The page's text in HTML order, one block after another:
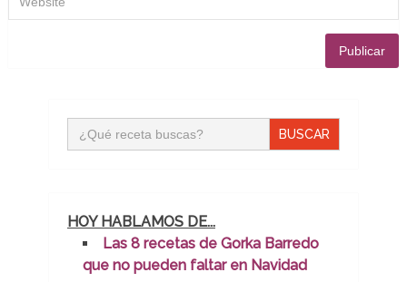
Buscar:
HOY HABLAMOS DE...
Las 8 recetas de Gorka Barredo
que no pueden faltar en Navidad